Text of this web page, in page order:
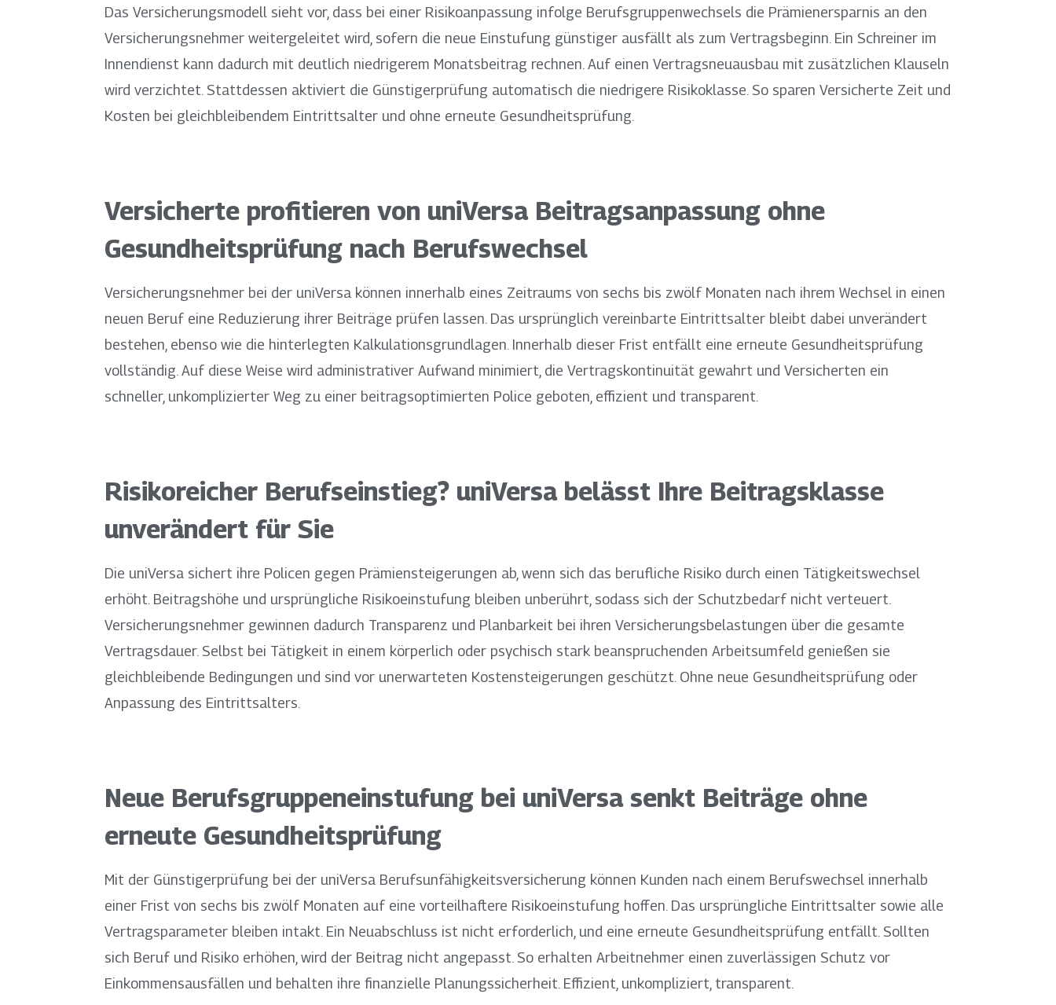
Das Versicherungsmodell sieht vor, dass bei einer Risikoanpassung infolge Berufsgruppenwechsels die Prämienersparnis an den
Versicherungsnehmer weitergeleitet wird, sofern die neue Einstufung günstiger ausfällt als zum Vertragsbeginn. Ein Schreiner im
Innendienst kann dadurch mit deutlich niedrigerem Monatsbeitrag rechnen. Auf einen Vertragsneuausbau mit zusätzlichen Klauseln
wird verzichtet. Stattdessen aktiviert die Günstigerprüfung automatisch die niedrigere Risikoklasse. So sparen Versicherte Zeit und
Kosten bei gleichbleibendem Eintrittsalter und ohne erneute Gesundheitsprüfung.
Versicherte profitieren von uniVersa Beitragsanpassung ohne
Gesundheitsprüfung nach Berufswechsel
Versicherungsnehmer bei der uniVersa können innerhalb eines Zeitraums von sechs bis zwölf Monaten nach ihrem Wechsel in einen
neuen Beruf eine Reduzierung ihrer Beiträge prüfen lassen. Das ursprünglich vereinbarte Eintrittsalter bleibt dabei unverändert
bestehen, ebenso wie die hinterlegten Kalkulationsgrundlagen. Innerhalb dieser Frist entfällt eine erneute Gesundheitsprüfung
vollständig. Auf diese Weise wird administrativer Aufwand minimiert, die Vertragskontinuität gewahrt und Versicherten ein
schneller, unkomplizierter Weg zu einer beitragsoptimierten Police geboten, effizient und transparent.
Risikoreicher Berufseinstieg? uniVersa belässt Ihre Beitragsklasse
unverändert für Sie
Die uniVersa sichert ihre Policen gegen Prämiensteigerungen ab, wenn sich das berufliche Risiko durch einen Tätigkeitswechsel
erhöht. Beitragshöhe und ursprüngliche Risikoeinstufung bleiben unberührt, sodass sich der Schutzbedarf nicht verteuert.
Versicherungsnehmer gewinnen dadurch Transparenz und Planbarkeit bei ihren Versicherungsbelastungen über die gesamte
Vertragsdauer. Selbst bei Tätigkeit in einem körperlich oder psychisch stark beanspruchenden Arbeitsumfeld genießen sie
gleichbleibende Bedingungen und sind vor unerwarteten Kostensteigerungen geschützt. Ohne neue Gesundheitsprüfung oder
Anpassung des Eintrittsalters.
Neue Berufsgruppeneinstufung bei uniVersa senkt Beiträge ohne
erneute Gesundheitsprüfung
Mit der Günstigerprüfung bei der uniVersa Berufsunfähigkeitsversicherung können Kunden nach einem Berufswechsel innerhalb
einer Frist von sechs bis zwölf Monaten auf eine vorteilhaftere Risikoeinstufung hoffen. Das ursprüngliche Eintrittsalter sowie alle
Vertragsparameter bleiben intakt. Ein Neuabschluss ist nicht erforderlich, und eine erneute Gesundheitsprüfung entfällt. Sollten
sich Beruf und Risiko erhöhen, wird der Beitrag nicht angepasst. So erhalten Arbeitnehmer einen zuverlässigen Schutz vor
Einkommensausfällen und behalten ihre finanzielle Planungssicherheit. Effizient, unkompliziert, transparent.